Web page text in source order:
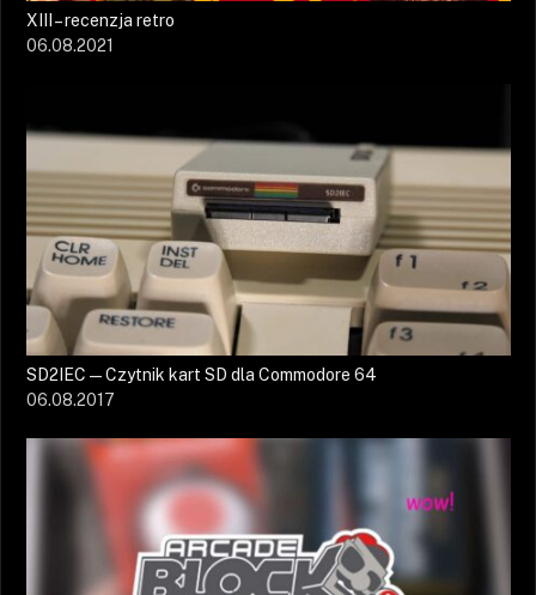
XIII – recenzja retro
06.08.2021
SD2IEC — Czytnik kart SD dla Commodore 64
06.08.2017